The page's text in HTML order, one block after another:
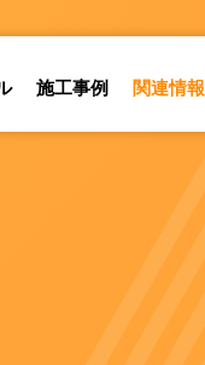
施工事例 関連情報